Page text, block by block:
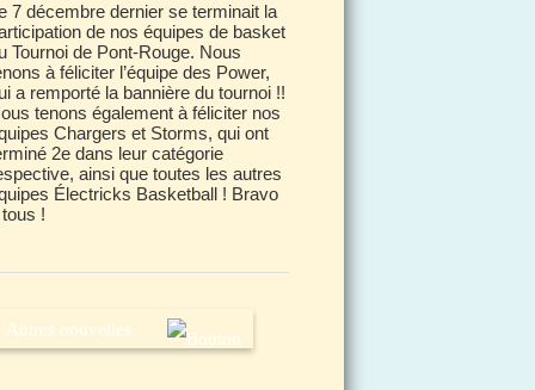
7 décembre dernier se terminait la
de nos équipes de basket
Tournoi de Pont-Rouge. Nous
à féliciter l’équipe des Power,
a remporté la bannière du tournoi !!
tenons également à féliciter nos
Chargers et Storms, qui ont
2e dans leur catégorie
ainsi que toutes les autres
Électricks Basketball ! Bravo
!
Autres nouvelles